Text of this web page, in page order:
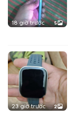
18 giờ trước 5
23 giờ trước 2